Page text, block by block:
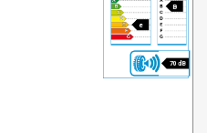
e
B
70 dB